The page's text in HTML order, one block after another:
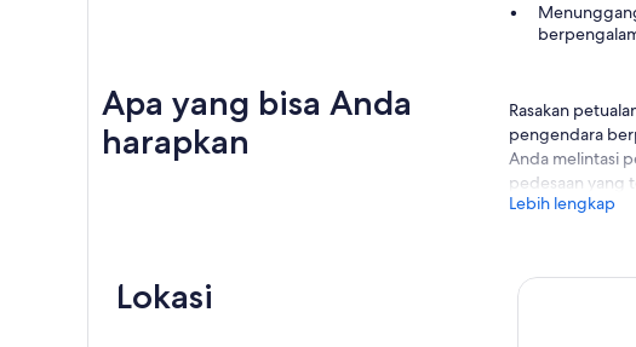
Apa yang bisa Anda
harapkan
Rasakan
pengendara
Anda melintasi
pedesaan yang
Sempurna
profesional
Lebih lengkap
Lokasi